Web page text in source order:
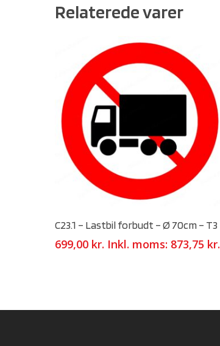
Relaterede varer
C23.1 – Lastbil forbudt – Ø 70cm – T3
699,00 kr. Inkl. moms: 873,75 kr.